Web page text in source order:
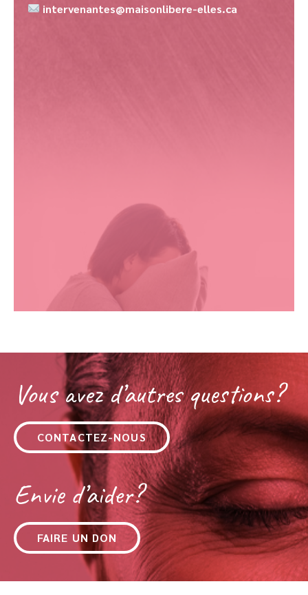
intervenantes@maisonlibere-elles.ca
Vous avez d’autres questions?
CONTACTEZ-NOUS
Envie d’aider?
FAIRE UN DON